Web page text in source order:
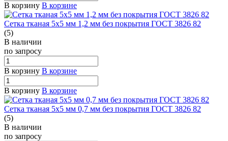
В корзину В корзине
Сетка тканая 5х5 мм 1,2 мм без покрытия ГОСТ 3826 82
(5)
В наличии
по запросу
В корзину В корзине
В корзину В корзине
Сетка тканая 5х5 мм 0,7 мм без покрытия ГОСТ 3826 82
(5)
В наличии
по запросу